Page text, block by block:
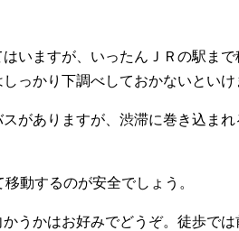
いますが、いったんＪＲの駅まで
っかり下調べしておかないといけ
がありますが、渋滞に巻き込ま
動するのが安全でしょう。
うかはお好みでどうぞ。徒歩で